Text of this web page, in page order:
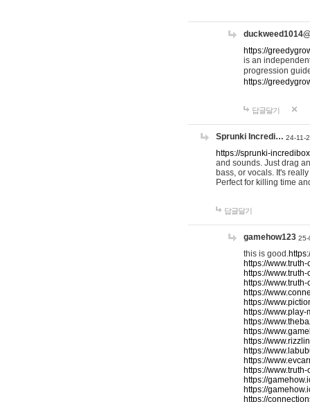
https://
is an
progression
https://
답글달기
Sprunki Incredi… 24-11-
https://sprunki-
and sounds. Just drag
bass, or vocals. It's
Perfect for killing time
답글달기
gamehow123 25-
this is good.
https://
https://
https://
https://
https://
https://
https://
https://
https://
https://
https://
https://
https://
https://
https://